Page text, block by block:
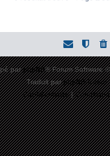
parphpBB® Forum Software
Traduit parphpBB-fr.com
Confidentialité|Conditions